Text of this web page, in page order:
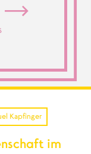
Kapfinger
im